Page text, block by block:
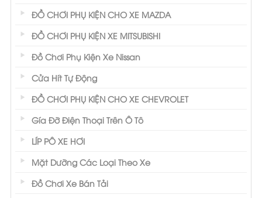
ĐỒ CHƠI PHỤ KIỆN CHO XE MAZDA
ĐỒ CHƠI PHỤ KIỆN XE MITSUBISHI
Đồ Chơi Phụ Kiện Xe Nissan
Cửa Hít Tự Động
ĐỒ CHƠI PHỤ KIỆN CHO XE CHEVROLET
Gía Đỡ Điện Thoại Trên Ô Tô
LÍP PÔ XE HƠI
Mặt Dưỡng Các Loại Theo Xe
Đồ Chơi Xe Bán Tải